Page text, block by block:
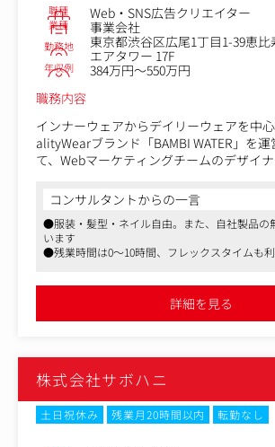
職種 Web・SNS広告クリエイター
業種 事業会社
勤務地
東京都渋谷区広尾1丁目1-39恵
エアタワー 17F
年収例
384万円～550万円
職務内容
インナーウェアからデイリーウェアを中
alityWearブランド「BAMBI WATER」を
て、Webマーケティングチームのデザイ
具体的には、女性向けアパレル商品のLP
ィブ動画/画像制作に携わっていただきま
自社内で上流から下流まで一気通貫で幅
わることが出来る環境のため、お客様と
サイトURL：https://www.rakuten.ne.jp/
・Web、SNSの広告クリエイティブ画像/動
・アパレル商品の広告LP制作
・制作物の効果測定と改善案の策定
コンサルタントからの一言
●服装・髪型・ネイル自由。また、自社製品の
います
●残業時間は0～10時間、フレックスタイムも
所で業務をすることも可能です詳細を見る
株式会社サボハニ
土日祝休み 残業月20時間以内
転勤なし